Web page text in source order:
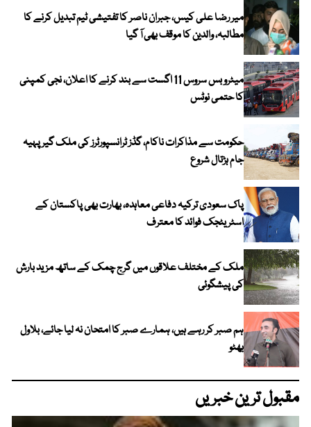
میر رضا علی کیس، جبران ناصر کا تفتیشی ٹیم تبدیل کرنے کا
مطالبہ، والدین کا موقف بھی آ گیا
میٹرو بس سروس 11 اگست سے بند کرنے کا اعلان، نجی کمپنی
کا حتمی نوٹس
حکومت سے مذاکرات ناکام، گڈز ٹرانسپورٹرز کی ملک گیر پہیہ
جام ہڑتال شروع
پاک سعودی ترکیہ دفاعی معاہدہ، بھارت بھی پاکستان کے
اسٹریٹجک فوائد کا معترف
ملک کے مختلف علاقوں میں گرج چمک کے ساتھ مزید بارش
کی پیشگوئی
ہم صبر کر رہے ہیں، ہمارے صبر کا امتحان نہ لیا جائے، بلاول
بھٹو
مقبول ترین خبریں